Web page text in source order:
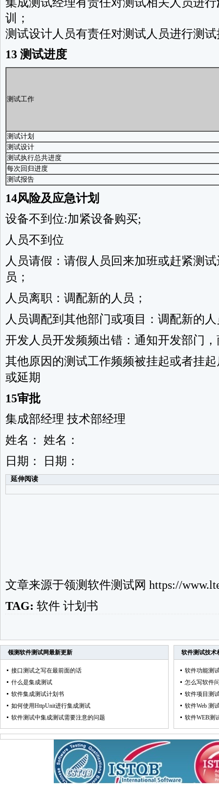
训；
测试设计人员有责任对测试人员进行测
13 测试进度
测试工作
测试计划
测试设计
测试执行总共进度
每次回归进度
测试报告
14风险及应急计划
设备不到位:加紧设备购买;
人员不到位
人员请假：请假人员回来加班或赶紧测
员；
人员离职：调配新的人员；
人员调配到其他部门或项目：调配新的
开发人员开发频频出错：通知开发部门
其他原因的测试工作频频被挂起或者挂
或延期
15审批
集成部经理 技术部经理
姓名： 姓名：
日期： 日期：
延伸阅读
文章来源于领测软件测试网 https://
TAG: 软件 计划书
领测软件测试网最新更新
接口测试之写在最前面的话
什么是集成测试
软件集成测试计划书
如何使用HttpUnit进行集成测试
软件测试中集成测试需要注意的问题
软件测试技术
软件功能测
怎么写软件
软件项目测
软件Web 测
软件WEB测